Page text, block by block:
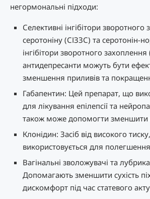
негормональні підходи:
Селективні інгібітори зворотного
серотоніну (СІЗЗС) та серотонін-
інгібітори зворотного
антидепресанти можуть бути
зменшення приливів та
Габапентин: Цей препарат, що
для лікування епілепсії та
також може допомогти зменшити
Клонідин: Засіб від високого
використовується для
Вагінальні зволожувачі та
Допомагають зменшити сухість
дискомфорт під час статевого